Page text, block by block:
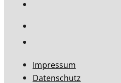
Impressum
Datenschutz